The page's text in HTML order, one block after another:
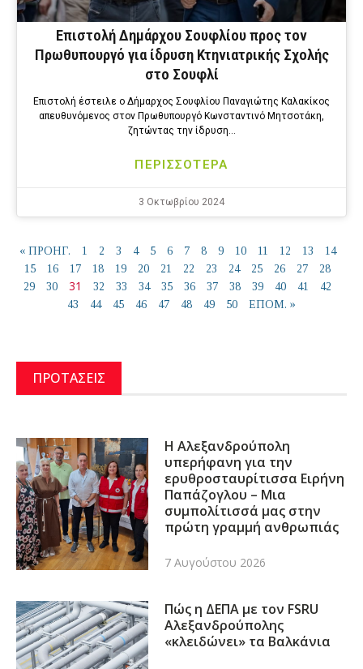
Επιστολή Δημάρχου Σουφλίου προς τον
Πρωθυπουργό για ίδρυση Κτηνιατρικής Σχολής
στο Σουφλί
Επιστολή έστειλε ο Δήμαρχος Σουφλίου Παναγιώτης Καλακίκος
απευθυνόμενος στον Πρωθυπουργό Κωνσταντινό Μητσοτάκη,
ζητώντας την ίδρυση…
ΠΕΡΙΣΣΟΤΕΡΑ
3 Οκτωβρίου 2024
« ΠΡΟΗΓ. 1 2 3 4 5 6 7 8 9 10 11 12 13
14
15
16 17 18 19 20 21 22 23 24 25 26 27
28
29
30 31 32 33 34 35 36 37 38 39 40 41
42
43
44 45 46 47 48 49 50 ΕΠΟΜ. »
ΠΡΟΤΑΣΕΙΣ
Η Αλεξανδρούπολη
υπερήφανη για την
ερυθροσταυρίτισσα Ειρήνη
Παπάζογλου – Μια
συμπολίτισσά μας στην
πρώτη γραμμή ανθρωπιάς
7 Αυγούστου 2026
Πώς η ΔΕΠΑ με τον FSRU
Αλεξανδρούπολης
«κλειδώνει» τα Βαλκάνια